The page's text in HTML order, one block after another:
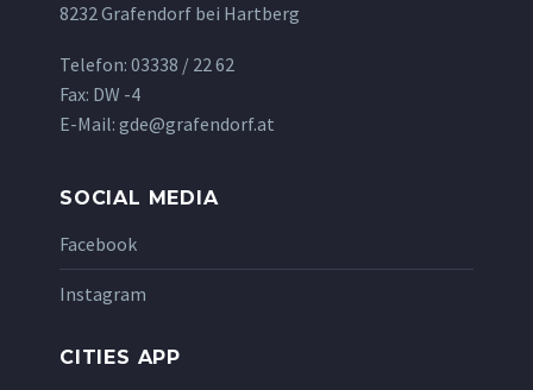
8232 Grafendorf bei Hartberg
Telefon: 03338 / 22 62
Fax: DW -4
E-Mail: gde@grafendorf.at
SOCIAL MEDIA
Facebook
Instagram
CITIES APP